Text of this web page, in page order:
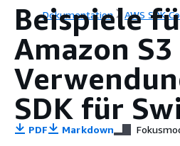
Dokumentation AWS SDK
Beispiele
Amazon
SDK für
PDF Markdown